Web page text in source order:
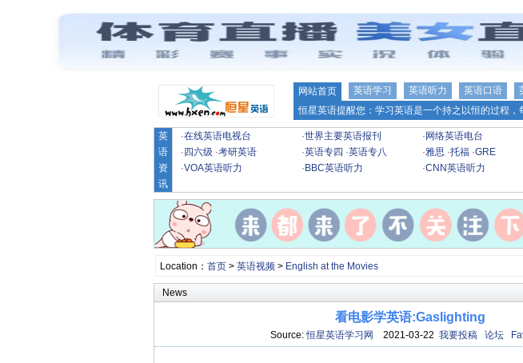
网站首页 英语学习 英语听力 英语口语
恒星英语提醒您：学习英语是一个持之以恒的过程
英
语
资
讯
·在线英语电视台 ·世界主要英语报刊 · 网络英语电台
· 四六级 ·考研英语 ·英语专四 ·英语专八 ·雅思 ·托福 ·GRE
·VOA英语听力 · BBC英语听力 ·CNN英语听力
Location： 首页> 英语视频> English at the Movies
News
看电影学英语:Gaslighting
Source:恒星英语学习网 2021-03-22 我要投稿 论坛